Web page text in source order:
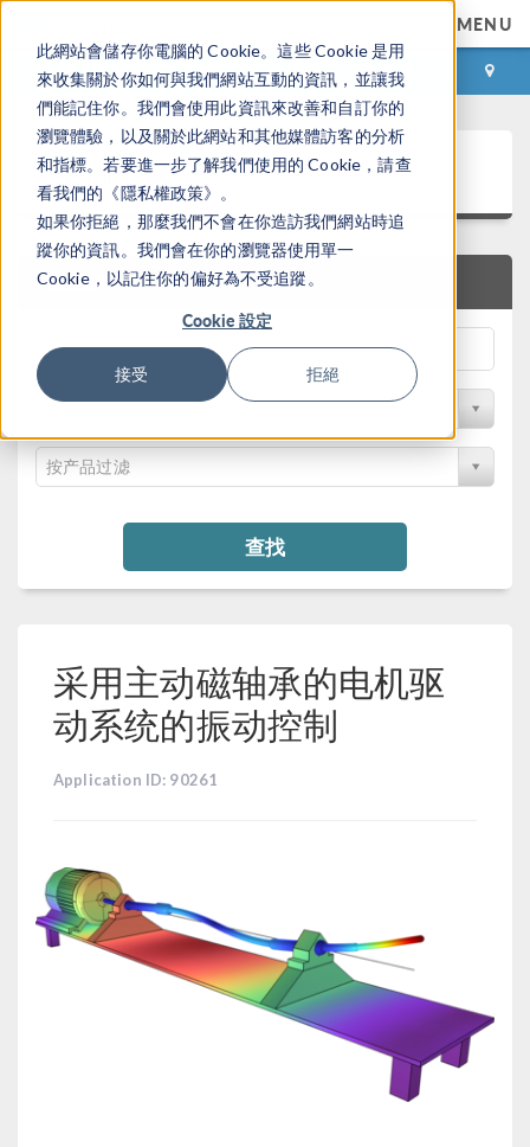
此網站會儲存你電腦的 Cookie。這些 Cookie 是用
來收集關於你如何與我們網站互動的資訊，並讓我
們能記住你。我們會使用此資訊來改善和自訂你的
瀏覽體驗，以及關於此網站和其他媒體訪客的分析
和指標。若要進一步了解我們使用的 Cookie，請查
看我們的《隱私權政策》。
如果你拒絕，那麼我們不會在你造訪我們網站時追
蹤你的資訊。我們會在你的瀏覽器使用單一
Cookie，以記住你的偏好為不受追蹤。
Cookie 設定
接受 拒絕
MENU
登录 咨询与购买
案例下载
快速搜索
按学科过滤
按产品过滤
查找
采用主动磁轴承的电机驱
动系统的振动控制
Application ID: 90261